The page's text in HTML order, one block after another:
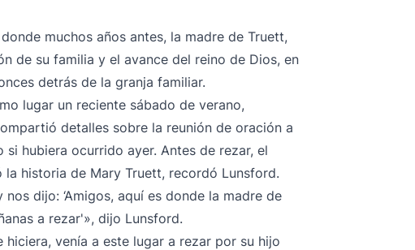
muchos años antes, la madre de Truett,
de su familia y el avance del reino de Dios, en
detrás de la granja familiar.
lugar un reciente sábado de verano,
detalles sobre la reunión de oración a
hubiera ocurrido ayer. Antes de rezar, el
historia de Mary Truett, recordó Lunsford.
dijo: ‘Amigos, aquí es donde la madre de
a rezar'», dijo Lunsford.
venía a este lugar a rezar por su hijo